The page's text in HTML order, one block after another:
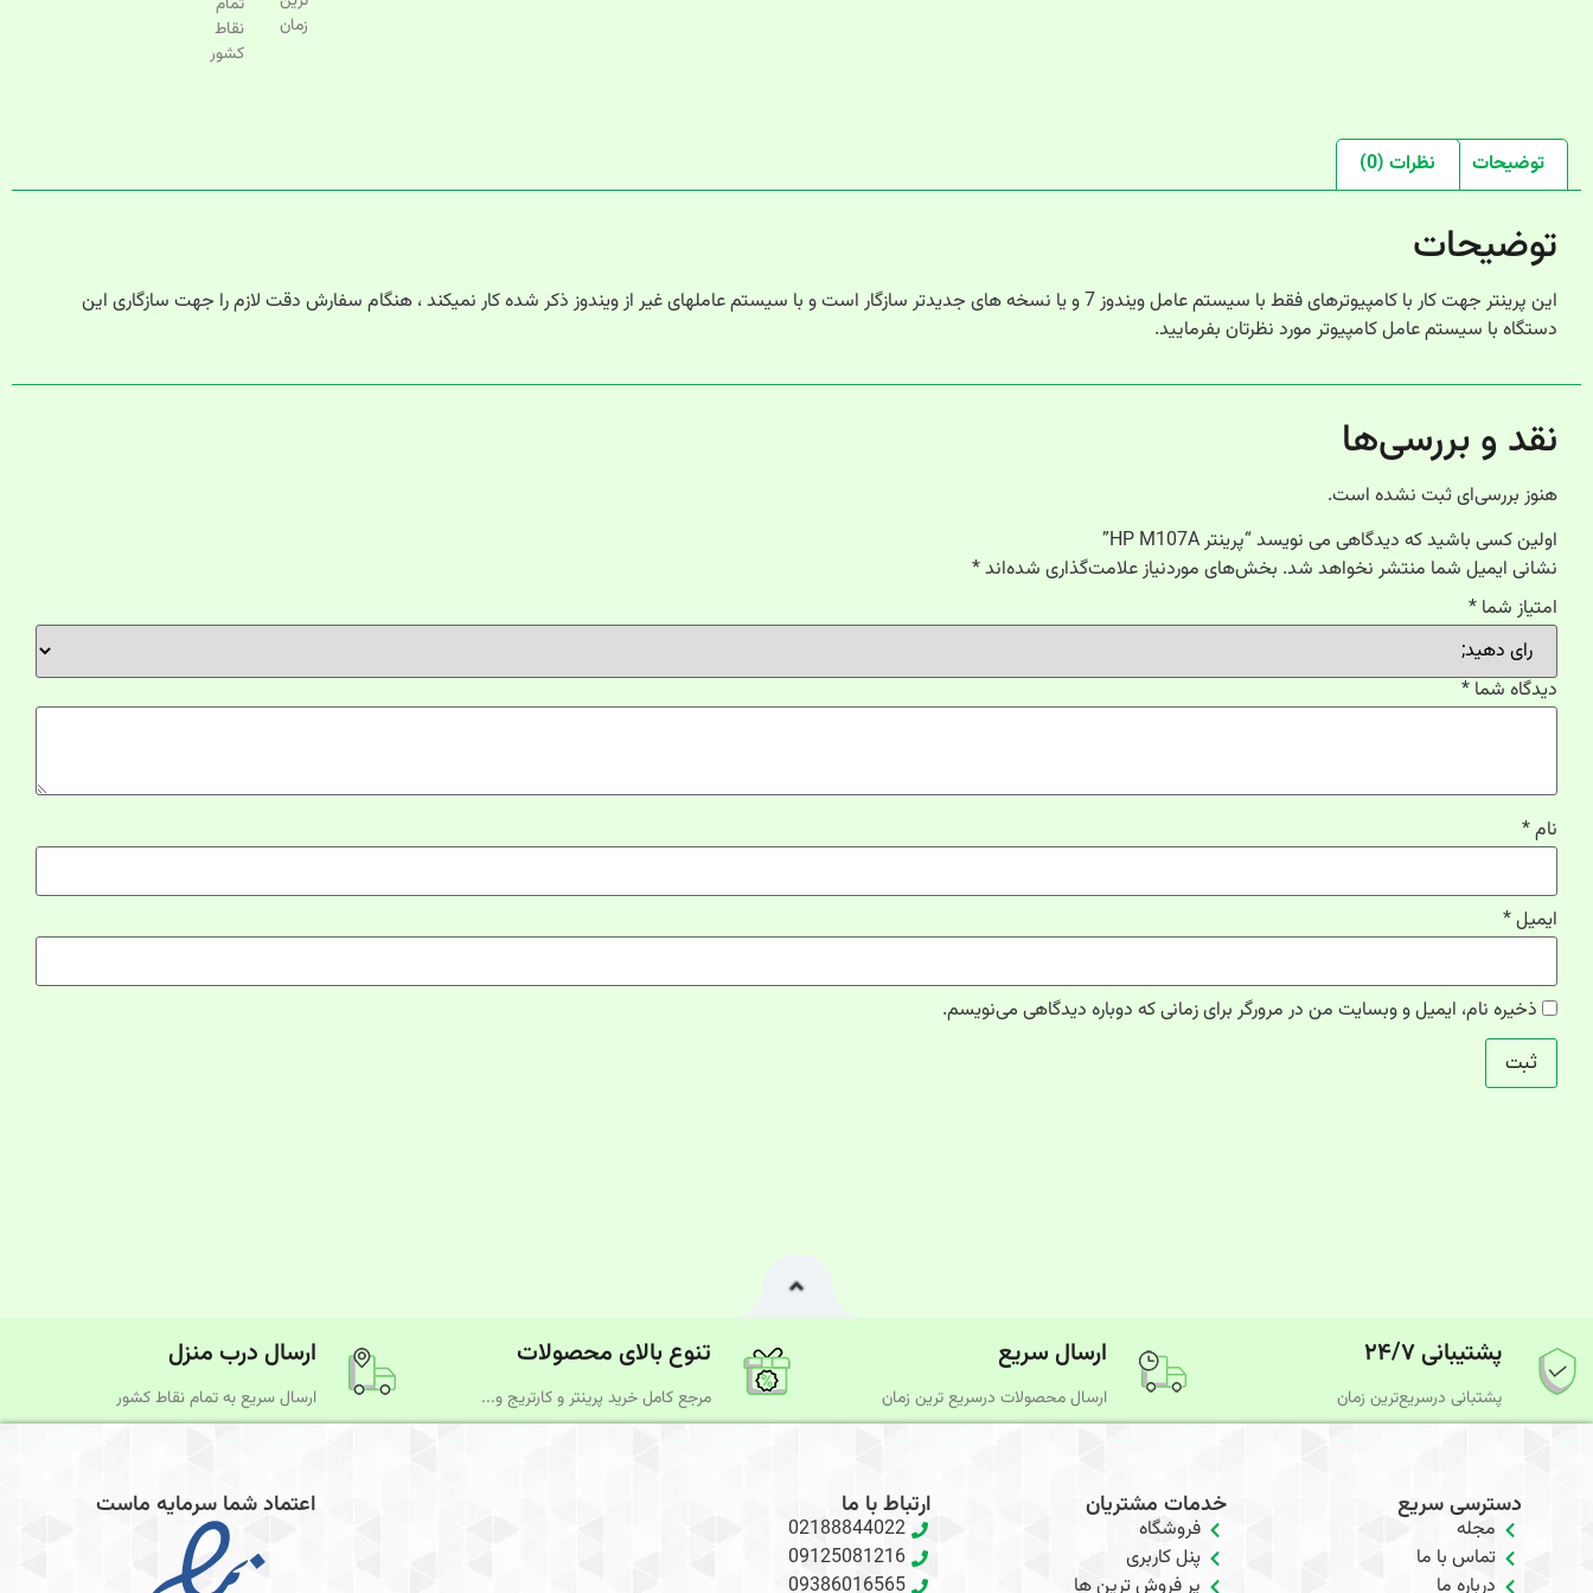
زمان
نقاط
کشور
توضیحات نظرات (0)
توضیحات
این پرینتر جهت کار با کامپیوترهای فقط با سیستم عامل ویندوز 7 و یا نسخه های جدیدتر سازگار است و با سیستم عاملهای غیر از ویندوز ذکر شده کار نمیکند ، هنگام سفارش دقت لازم را جهت سازگاری این
دستگاه با سیستم عامل کامپیوتر مورد نظرتان بفرمایید.
نقد و بررسی‌ها
هنوز بررسی‌ای ثبت نشده است.
اولین کسی باشید که دیدگاهی می نویسد “پرینتر HP M107A”
نشانی ایمیل شما منتشر نخواهد شد. بخش‌های موردنیاز علامت‌گذاری شده‌اند*
امتیاز شما *
دیدگاه شما *
نام*
ایمیل*
ذخیره نام، ایمیل و وبسایت من در مرورگر برای زمانی که دوباره دیدگاهی می‌نویسم.
پشتیبانی ۲۴/۷
پشتبانی درسریع‌ترین زمان
ارسال سریع
ارسال محصولات درسریع‌ ترین زمان
تنوع بالای محصولات
مرجع کامل خرید پرینتر و کارتریج و...
ارسال درب منزل
ارسال سریع به تمام نقاط کشور
دسترسی سریع
مجله
تماس با ما
درباره ما
خدمات مشتریان
فروشگاه
پنل کاربری
پر فروش ترین ها
ارتباط با ما
02188844022
09125081216
09386016565
اعتماد شما سرمایه ماست